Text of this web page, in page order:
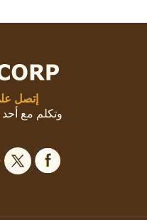
إتصل
وتكلم مع